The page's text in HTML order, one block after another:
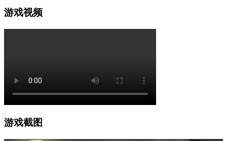
游戏视频
游戏截图